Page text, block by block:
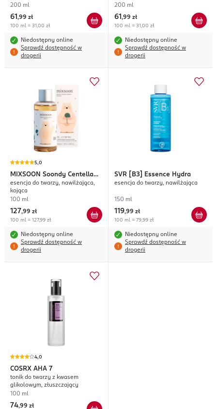
200 ml
61 ,99 zł
100 ml = 31,00 zł
Niedostępny online
Sprawdź dostępność w
drogerii
kompleksem z bioaktywnych
200 ml
61 ,99 zł
100 ml = 31,00 zł
Niedostępny online
Sprawdź dostępność w
drogerii
5,0
MIXSOON Soondy Centella
Asiatica
esencja do twarzy, nawilżająca,
kojąca
100 ml
127,99 zł
100 ml = 127,99 zł
Niedostępny online
Sprawdź dostępność w
drogerii
SVR [B3] Essence Hydra
esencja do twarzy, nawilżająca
150 ml
119,99 zł
100 ml = 79,99 zł
Niedostępny online
Sprawdź dostępność w
drogerii
4,0
COSRX AHA 7
tonik do twarzy z kwasem
glikolowym, złuszczający
100 ml
74,99 zł